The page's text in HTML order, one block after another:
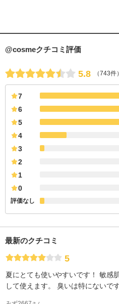
@cosmeクチコミ評価
5.8 （743件）
7
6
5
4
3
2
1
0
評価なし
最新のクチコミ
5
夏にとても使いやすいです！ 敏感
して使えます。 臭いは特にないです